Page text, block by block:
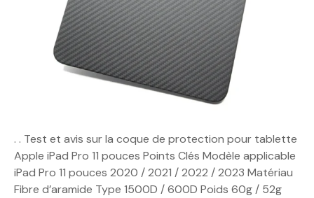
. . Test et avis sur la coque de protection pour tablette
Apple iPad Pro 11 pouces Points Clés Modèle applicable
iPad Pro 11 pouces 2020 / 2021 / 2022 / 2023 Matériau
Fibre d’aramide Type 1500D / 600D Poids 60g / 52g